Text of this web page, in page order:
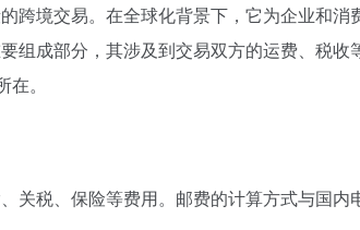
跨境交易。在全球化背景下，它为企业和消
组成部分，其涉及到交易双方的运费、税收
。
关税、保险等费用。邮费的计算方式与国内